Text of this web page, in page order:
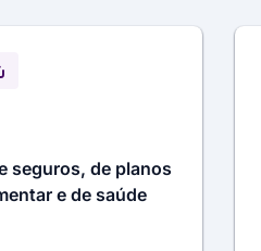
seguros, de planos
e de saúde